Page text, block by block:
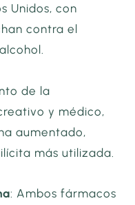
Unidos, con
contra el
de la
y médico,
aumentado,
más utilizada.
: Ambos fármacos